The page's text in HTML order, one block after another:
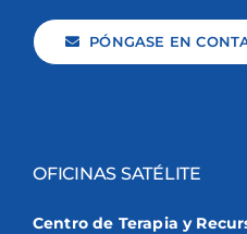
PÓNGASE EN
OFICINAS SATÉLITE
Centro de Terapia y